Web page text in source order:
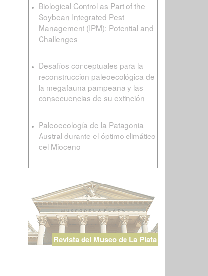
Biological Control as Part of the
Soybean Integrated Pest
Management (IPM): Potential and
Challenges
Desafíos conceptuales para la
reconstrucción paleoecológica de
la megafauna pampeana y las
consecuencias de su extinción
Paleoecología de la Patagonia
Austral durante el óptimo climático
del Mioceno
Revista del Museo de La Plata